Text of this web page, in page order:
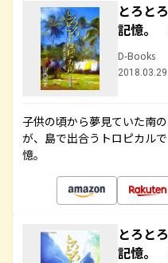
とろと
記憶。
D-Books
子供の頃から夢見ていた南
が、島で出合うトロピカル
憶。
とろと
記憶。